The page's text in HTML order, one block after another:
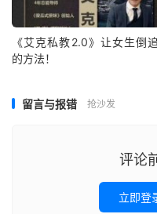
《艾克私教2.0》让女生倒
的方法！
留言与报错 抢沙发
评论
立即登